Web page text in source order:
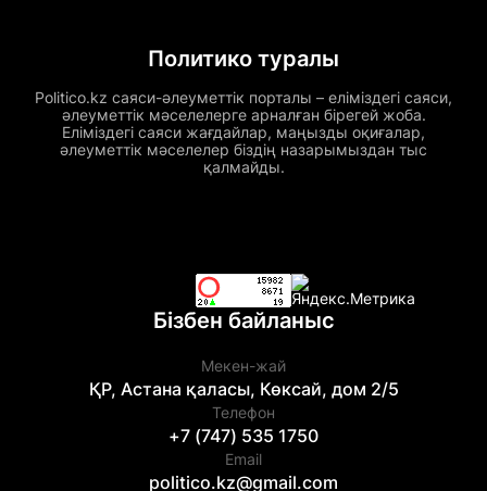
Политико туралы
Politico.kz саяси-әлеуметтік порталы – еліміздегі саяси,
әлеуметтік мәселелерге арналған бірегей жоба.
Еліміздегі саяси жағдайлар, маңызды оқиғалар,
әлеуметтік мәселелер біздің назарымыздан тыс
қалмайды.
Бізбен байланыс
Мекен-жай
ҚР, Астана қаласы, Көксай, дом 2/5
Телефон
+7 (747) 535 1750
Email
politico.kz@gmail.com